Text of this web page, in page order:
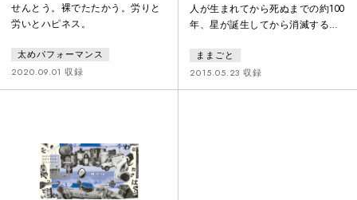
せんとう。裸でたたかう。労りと
労いとハピネス。
太めパフォーマンス
2020.09.01 収録
人が生まれてから死ぬまでの約100
年、星が誕生してから消滅するま
地で暮らす一家と星の一生を重ね
描いた、柴幸男の代表作。2009年
の初演で第54回岸田國士戯曲賞を
ままごと
2015.05.23 収録